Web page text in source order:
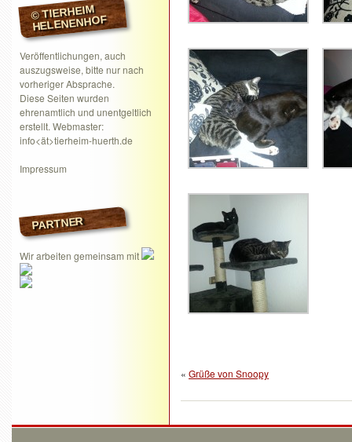
© TIERHEIM
HELENENHOF
Veröffentlichungen, auch
auszugsweise, bitte nur nach
vorheriger Absprache.
Diese Seiten wurden
ehrenamtlich und unentgeltlich
erstellt. Webmaster:
info<ät>tierheim-huerth.de
Impressum
PARTNER
Wir arbeiten gemeinsam mit
« Grüße von Snoopy